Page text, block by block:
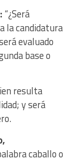
“¿Será
la candidatura
evaluado
base o
resulta
y será
caballo o